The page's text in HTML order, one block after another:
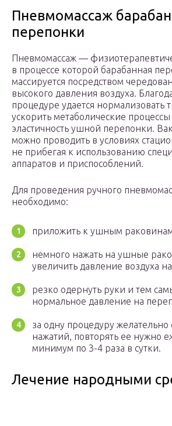
Пневмомассаж
перепонки
Пневмомассаж —
в процессе которой барабанная
массируется посредством
высокого давления воздуха.
процедуре удается нормализовать
ускорить метаболические процессы
эластичность ушной перепонки.
можно проводить в условиях
не прибегая к использованию
аппаратов и приспособлений.
Для проведения ручного
необходимо:
приложить к ушным
немного нажать на ушные
увеличить давление воздуха
резко одернуть руки и тем
нормальное давление на
за одну процедуру желательно
нажатий, повторять ее нужно
минимум по 3-4 раза в сутки.
Лечение народными